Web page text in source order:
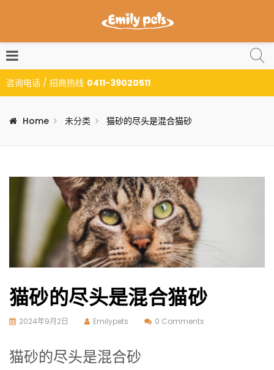
咨询电话 / 招商热线 0411-39020511
Home 未分类 猫砂的尽头是混合猫砂
猫砂的尽头是混合猫砂
2024年9月2日 Emilypets 0 Comments
猫砂的尽头是混合砂